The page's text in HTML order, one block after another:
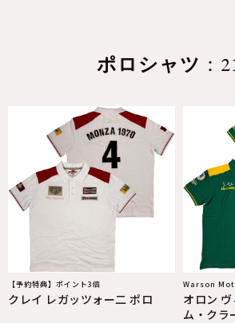
ポロシャツ ：
【予約特典】ポイント3倍
クレイ レガッツォー二 ポロ
Warson
オロン
ム・クラ